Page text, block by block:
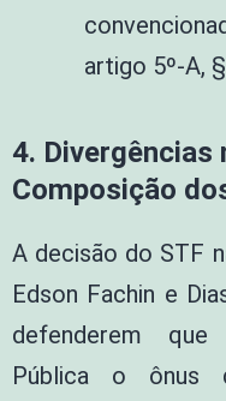
artigo 5º-A,
4. Divergências
Composição
A decisão do STF
Edson Fachin e
defenderem
Pública o ônus